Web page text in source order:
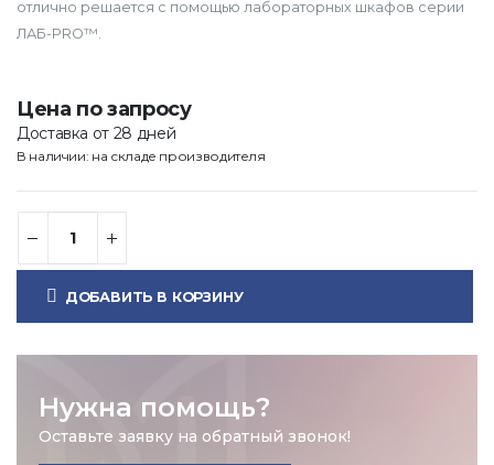
отлично решается с помощью лабораторных шкафов серии
ЛАБ-PRO™.
Цена по запросу
Доставка от 28 дней
В наличии: на складе производителя
ДОБАВИТЬ В КОРЗИНУ
Нужна помощь?
Оставьте заявку на обратный звонок!